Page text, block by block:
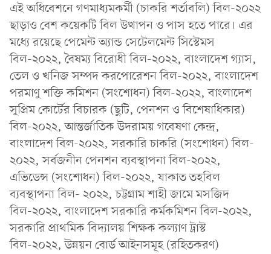
এই অধিবেশনে গণমাধ্যমকর্মী (চাকরি শর্তাবলি) বিল-২০২২
ছাড়াও বেশ কয়েকটি বিল উত্থাপন ও পাস হতে পারে। এর
মধ্যে রয়েছে পেমেন্ট অ্যান্ড সেটেলমেন্ট সিস্টেমস
বিল-২০২২, বৈষম্য বিরোধী বিল-২০২২, বাংলাদেশ গ্যাস,
তেল ও খনিজ সম্পদ করপোরেশন বিল-২০২২, বাংলাদেশ
পরমাণু শক্তি কমিশন (সংশোধন) বিল-২০২২, বাংলাদেশ
সুপ্রিম কোর্টের বিচারক (ছুটি, পেনশন ও বিশেষাধিকার)
বিল-২০২২, আন্তর্জাতিক উদরাময় গবেষণা কেন্দ্র,
বাংলাদেশ বিল-২০২২, সরকারি চাকরি (সংশোধন) বিল-
২০২২, সর্বজনীন পেনশন ব্যবস্থাপনা বিল-২০২২,
এভিডেন্স (সংশোধন) বিল-২০২২, যাকাত তহবিল
ব্যবস্থাপনা বিল- ২০২২, চট্টগ্রাম শাহী জামে মসজিদ
বিল-২০২২, বাংলাদেশ সরকারি কর্মকমিশন বিল-২০২২,
সরকারি প্রাথমিক বিদ্যালয় শিক্ষক কল্যাণ ট্রাস্ট
বিল-২০২২, উন্নয়ন বোর্ড আইনসমূহ (রহিতকরণ)